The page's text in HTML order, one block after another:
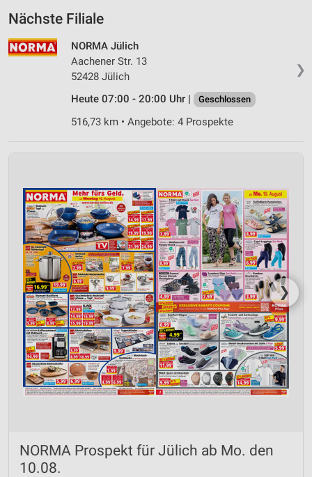
Nächste Filiale
❯
NORMA Jülich
Aachener Str. 13
52428 Jülich
Heute 07:00 - 20:00 Uhr |
Geschlossen
516,73 km • Angebote: 4 Prospekte
❯
NORMA Prospekt für Jülich ab Mo. den
10.08.